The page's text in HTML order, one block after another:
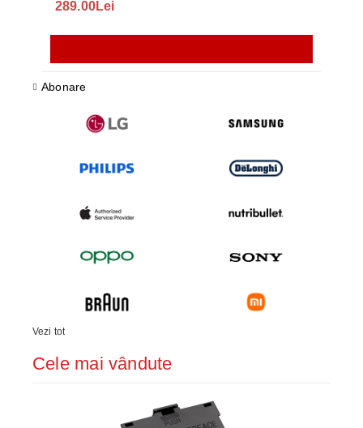
289.00Lei
Abonare
Vezi tot
Cele mai vândute